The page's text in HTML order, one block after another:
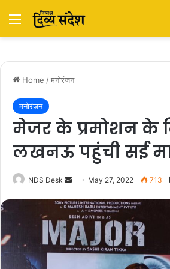
Menu
Home /मनोरंजन
मनोरंजन
मेजर के प्रमोशन के
लखनऊ पहुंची सई
NDS Desk
n
d
a
n
May 27, 2022 713